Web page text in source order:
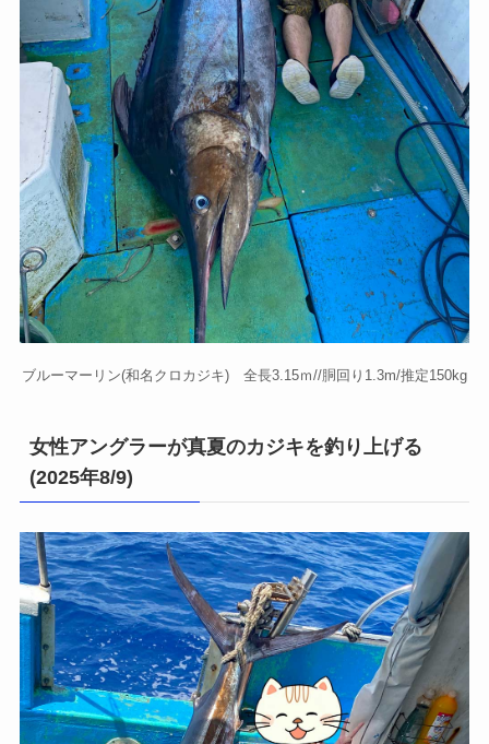
ブルーマーリン(和名クロカジキ) 全長3.15ｍ//胴回り1.3m/推定150kg
女性アングラーが真夏のカジキを釣り上げる
(2025年8/9)